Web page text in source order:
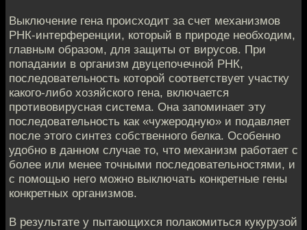
Выключение гена происходит за счет механизмов
РНК-интерференции, который в природе необходим,
главным образом, для защиты от вирусов. При
попадании в организм двуцепочечной РНК,
последовательность которой соответствует участку
какого-либо хозяйского гена, включается
противовирусная система. Она запоминает эту
последовательность как «чужеродную» и подавляет
после этого синтез собственного белка. Особенно
удобно в данном случае то, что механизм работает с
более или менее точными последовательностями, и
с помощью него можно выключать конкретные гены
конкретных организмов.
В результате у пытающихся полакомиться кукурузой